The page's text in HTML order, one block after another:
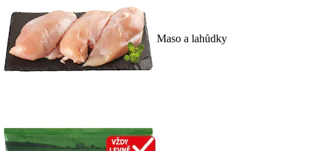
Maso a lahůdky